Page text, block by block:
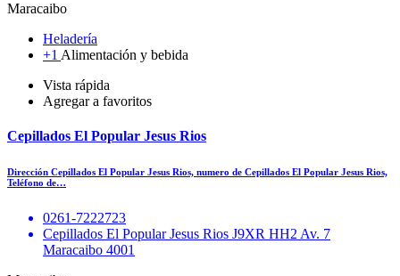
Maracaibo
Heladería
+1 Alimentación y bebida
Vista rápida
Agregar a favoritos
Cepillados El Popular Jesus Rios
Dirección Cepillados El Popular Jesus Rios, numero de Cepillados El Popular Jesus Rios,
Teléfono de…
0261-7222723
Cepillados El Popular Jesus Rios J9XR HH2 Av. 7
Maracaibo 4001